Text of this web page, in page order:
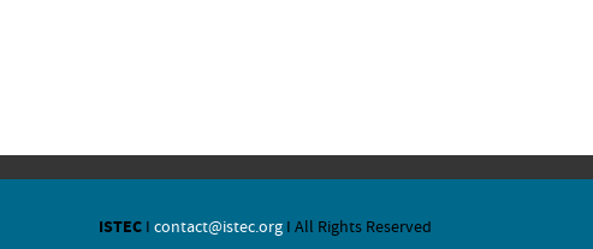
ISTEC I contact@istec.org I All Rights Reserved